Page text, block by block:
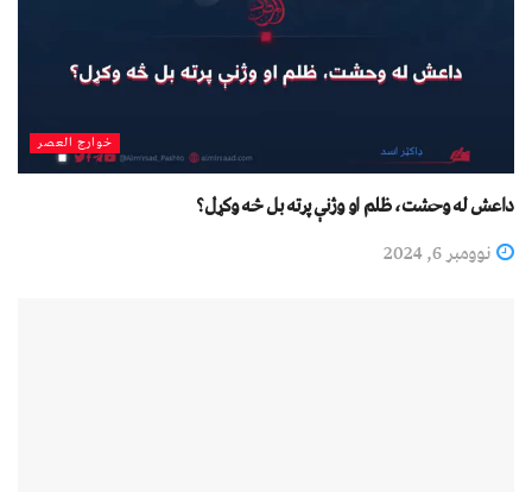
خوارج العصر
داعش له وحشت، ظلم او وژنې پرته بل څه وکړل؟
نوومبر 6, 2024